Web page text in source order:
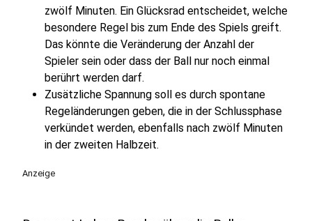
zwölf Minuten. Ein Glücksrad entscheidet, welche
besondere Regel bis zum Ende des Spiels greift.
Das könnte die Veränderung der Anzahl der
Spieler sein oder dass der Ball nur noch einmal
berührt werden darf.
Zusätzliche Spannung soll es durch spontane
Regeländerungen geben, die in der Schlussphase
verkündet werden, ebenfalls nach zwölf Minuten
in der zweiten Halbzeit.
Anzeige